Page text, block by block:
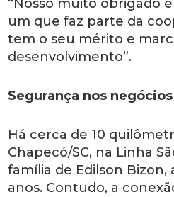
“Nosso muito obrigado
um que faz parte da
tem o seu mérito e
desenvolvimento”.
Segurança nos negócios
Há cerca de 10
Chapecó/SC, na Linha
família de Edilson Bizon,
anos. Contudo, a